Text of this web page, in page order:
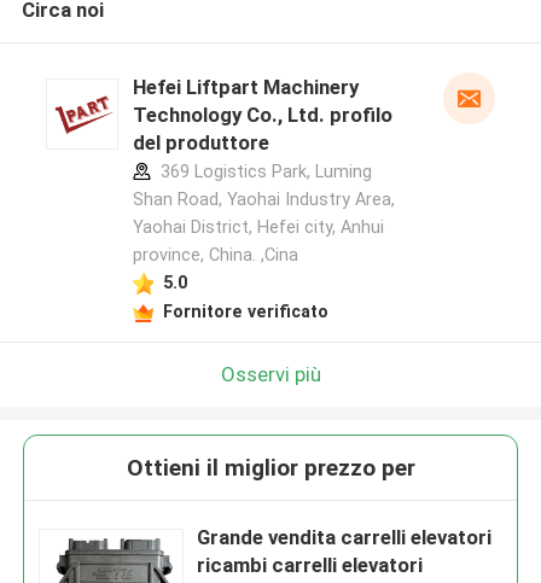
Circa noi
Hefei Liftpart Machinery
Technology Co., Ltd. profilo
del produttore
369 Logistics Park, Luming
Shan Road, Yaohai Industry Area,
Yaohai District, Hefei city, Anhui
province, China. ,Cina
5.0
Fornitore verificato
Osservi più
Ottieni il miglior prezzo per
Grande vendita carrelli elevatori
ricambi carrelli elevatori